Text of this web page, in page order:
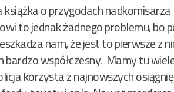
książka o przygodach
to jednak żadnego problemu, bo
nam, że jest to pierwsze z
bardzo współczesny. Mamy tu
korzysta z najnowszych